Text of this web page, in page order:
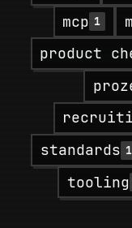
mcp 1
product
standards 1
tooling